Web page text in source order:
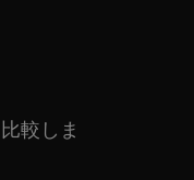
較しま